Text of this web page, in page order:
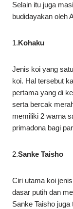
Selain itu juga
budidayakan oleh
1.Kohaku
Jenis koi yang
koi. Hal tersebut
pertama yang di
serta bercak
memiliki 2 warna
primadona bagi
2.Sanke Taisho
Ciri utama koi
dasar putih dan
Sanke Taisho